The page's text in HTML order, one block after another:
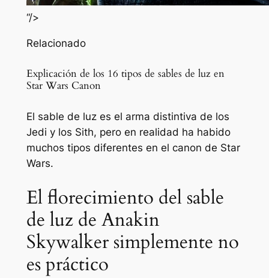
“/>
Relacionado
Explicación de los 16 tipos de sables de luz en
Star Wars Canon
El sable de luz es el arma distintiva de los
Jedi y los Sith, pero en realidad ha habido
muchos tipos diferentes en el canon de Star
Wars.
El florecimiento del sable
de luz de Anakin
Skywalker simplemente no
es práctico